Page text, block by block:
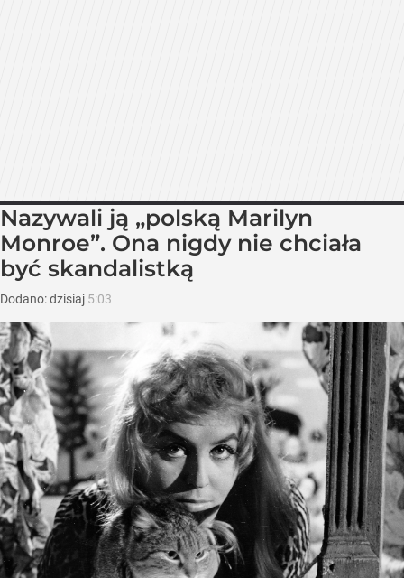
Nazywali ją „polską Marilyn
Monroe”. Ona nigdy nie chciała
być skandalistką
Dodano:dzisiaj 5:03